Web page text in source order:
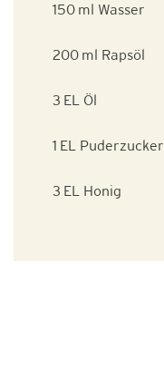
150 ml Wasser
200 ml Rapsöl
3 EL Öl
1 EL Puderzucker
3 EL Honig